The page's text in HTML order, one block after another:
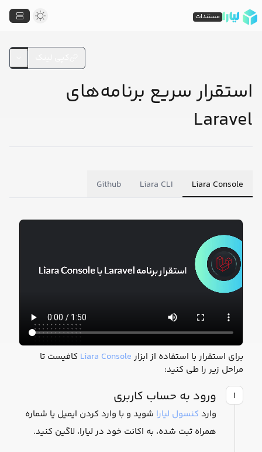
استقرار سریع برنامه‌های
Laravel
Liara Console
Liara CLI
Github
برای استقرار با استفاده از ابزارLiara Console کافیست تا
مراحل زیر را طی کنید:
۱
ورود به حساب کاربری
وارد کنسول لیارا شوید و با وارد کردن ایمیل یا شماره
همراه ثبت شده، به اکانت خود در لیارا، لاگین کنید.
مستندات